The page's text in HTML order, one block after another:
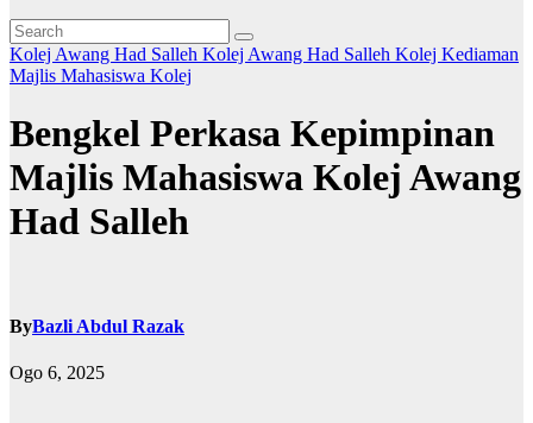
Kolej Awang Had Salleh Kolej Awang Had Salleh Kolej Kediaman
Majlis Mahasiswa Kolej
Bengkel Perkasa Kepimpinan
Majlis Mahasiswa Kolej Awang
Had Salleh
ByBazli Abdul Razak
Ogo 6, 2025